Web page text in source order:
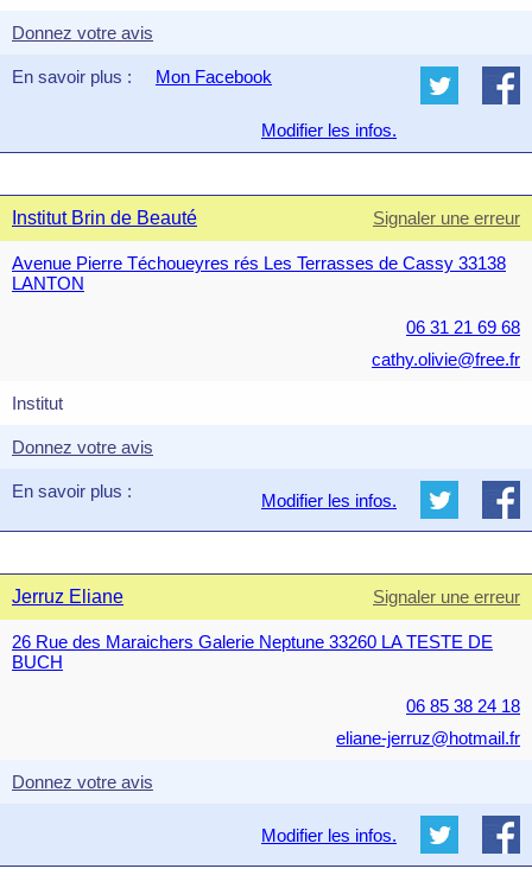
Donnez votre avis
En savoir plus : Mon Facebook
Modifier les infos.
Institut Brin de Beauté Signaler une erreur
Avenue Pierre Téchoueyres rés Les Terrasses de Cassy 33138
LANTON
06 31 21 69 68
cathy.olivie@free.fr
Institut
Donnez votre avis
En savoir plus : Modifier les infos.
Jerruz Eliane Signaler une erreur
26 Rue des Maraichers Galerie Neptune 33260 LA TESTE DE
BUCH
06 85 38 24 18
eliane-jerruz@hotmail.fr
Donnez votre avis
Modifier les infos.